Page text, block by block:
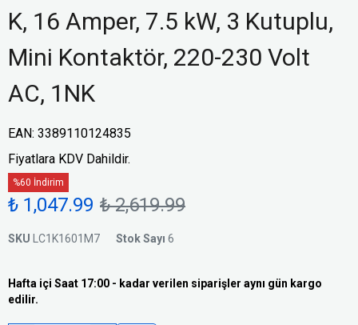
K, 16 Amper, 7.5 kW, 3 Kutuplu,
Mini Kontaktör, 220-230 Volt
AC, 1NK
EAN: 3389110124835
Fiyatlara KDV Dahildir.
%60 İndirim
₺ 1,047.99 ₺ 2,619.99
SKU LC1K1601M7 Stok Sayı 6
Hafta içi Saat 17:00 - kadar verilen siparişler aynı gün kargo
edilir.